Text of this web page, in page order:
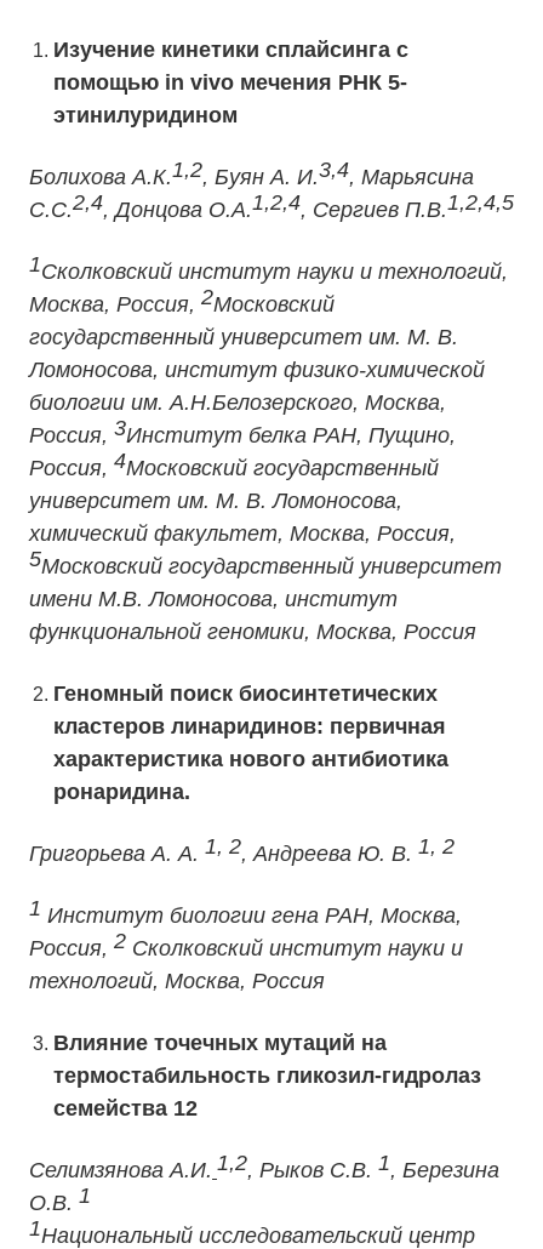
Изучение кинетики сплайсинга с
помощью in vivo мечения РНК 5-
этинилуридином
Болихова А.К.1,2, Буян А. И.3,4, Марьясина
С.С.2,4, Донцова О.А.1,2,4, Сергиев П.В.1,2,4,5
1Сколковский институт науки и технологий,
Москва, Россия, 2Московский
государственный университет им. М. В.
Ломоносова, институт физико-химической
биологии им. А.Н.Белозерского, Москва,
Россия, 3Институт белка РАН, Пущино,
Россия, 4Московский государственный
университет им. М. В. Ломоносова,
химический факультет, Москва, Россия,
5Московский государственный университет
имени М.В. Ломоносова, институт
функциональной геномики, Москва, Россия
Геномный поиск биосинтетических
кластеров линаридинов: первичная
характеристика нового антибиотика
ронаридина.
Григорьева А. А. 1, 2, Андреева Ю. В. 1, 2
1 Институт биологии гена РАН, Москва,
Россия, 2 Сколковский институт науки и
технологий, Москва, Россия
Влияние точечных мутаций на
термостабильность гликозил-гидролаз
семейства 12
Селимзянова А.И. 1,2, Рыков С.В. 1, Березина
О.В. 1
1Национальный исследовательский центр